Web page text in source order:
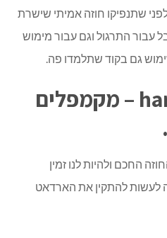
שתנפיקו חוזה אמיתי שישרת
עבור התרגול וגם עבור מימוש
הארד הט hard hat – מקמפלים
החכם ולהיות לנו זמין
לעשות להתקין את הארדאט